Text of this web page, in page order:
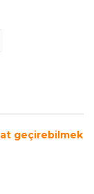
geçirebilmek